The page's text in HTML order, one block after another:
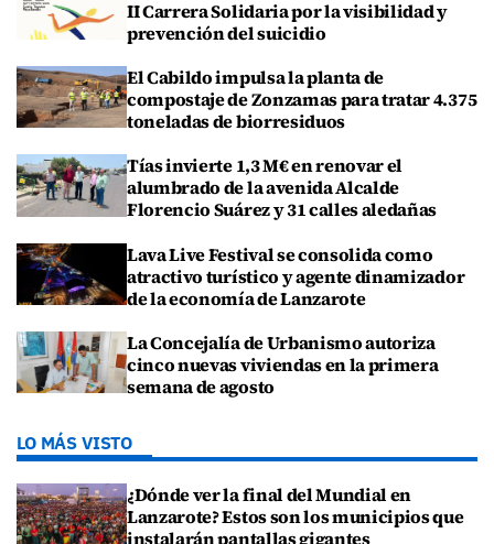
II Carrera Solidaria por la visibilidad y
prevención del suicidio
El Cabildo impulsa la planta de
compostaje de Zonzamas para tratar 4.375
toneladas de biorresiduos
Tías invierte 1,3 M€ en renovar el
alumbrado de la avenida Alcalde
Florencio Suárez y 31 calles aledañas
Lava Live Festival se consolida como
atractivo turístico y agente dinamizador
de la economía de Lanzarote
La Concejalía de Urbanismo autoriza
cinco nuevas viviendas en la primera
semana de agosto
LO MÁS VISTO
¿Dónde ver la final del Mundial en
Lanzarote? Estos son los municipios que
instalarán pantallas gigantes